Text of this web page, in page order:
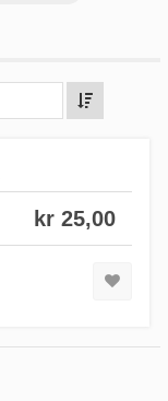
kr 25,00